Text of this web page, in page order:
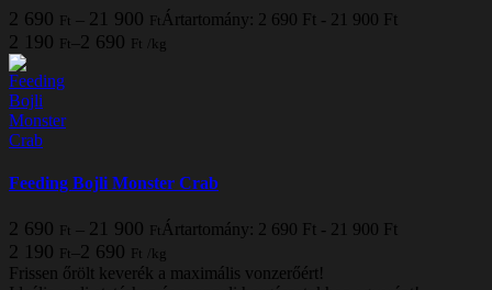
2 690 Ft – 21 900 Ft Ártartomány: 2 690 Ft - 21 900 Ft
2 190 Ft–2 690 Ft kg
Feeding Bojli Monster Crab
2 690 Ft – 21 900 Ft Ártartomány: 2 690 Ft - 21 900 Ft
2 190 Ft–2 690 Ft kg
Frissen őrölt keverék a maximális vonzerőért!